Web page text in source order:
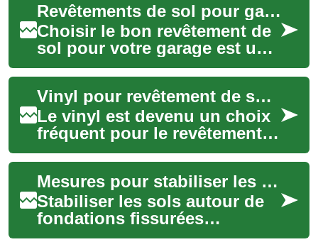
Revêtements de sol pour garage : guide pratique
Choisir le bon revêtement de
sol pour votre garage est un
investissement qui protège le
béton des taches, de
l'humidi...
Vinyl pour revêtement de sol : usages, pose et entretien
Le vinyl est devenu un choix
fréquent pour le revêtement
de sol en raison de sa
polyvalence, sa résistance à
l'eau et...
Mesures pour stabiliser les sols autour de fondations fissurées
Stabiliser les sols autour de
fondations fissurées
nécessite une approche